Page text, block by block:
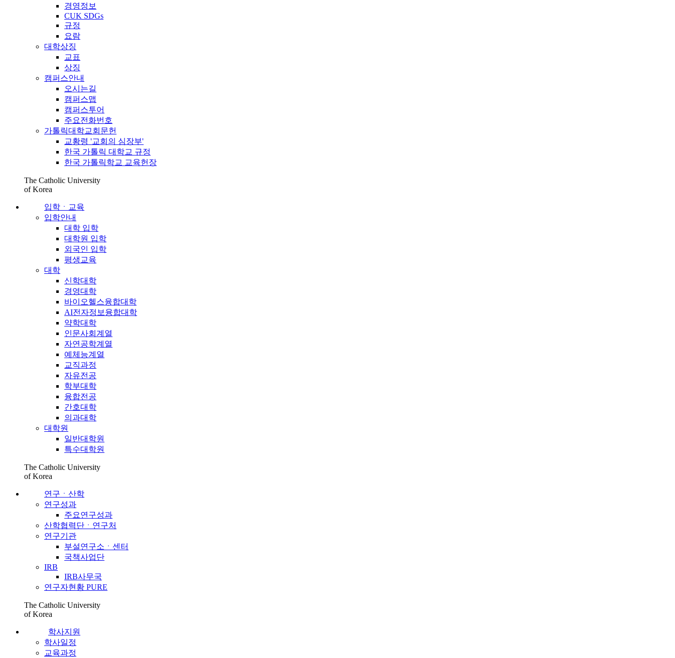
경영정보
CUK SDGs
규정
요람
대학상징
교표
상징
캠퍼스안내
오시는길
캠퍼스맵
캠퍼스투어
주요전화번호
가톨릭대학교회문헌
교황령 '교회의 심장부'
한국 가톨릭 대학교 규정
한국 가톨릭학교 교육헌장
The Catholic University
of Korea
입학ㆍ교육
입학안내
대학 입학
대학원 입학
외국인 입학
평생교육
대학
신학대학
경영대학
바이오헬스융합대학
AI전자정보융합대학
약학대학
인문사회계열
자연공학계열
예체능계열
교직과정
자유전공
학부대학
융합전공
간호대학
의과대학
대학원
일반대학원
특수대학원
The Catholic University
of Korea
연구ㆍ산학
연구성과
주요연구성과
산학협력단ㆍ연구처
연구기관
부설연구소ㆍ센터
국책사업단
IRB
IRB사무국
연구자현황 PURE
The Catholic University
of Korea
학사지원
학사일정
교육과정